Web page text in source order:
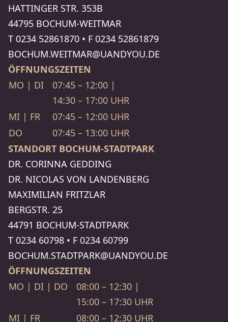
HATTINGER STR. 353B
44795 BOCHUM-WEITMAR
T 0234 52861870 • F 0234 52861879
BOCHUM.WEITMAR​@UANDYOU.DE
ÖFFNUNGSZEITEN
MO | DI
07:45 – 12:00 |
14:30 – 17:00 UHR
MI | FR
07:45 – 12:00 UHR
DO
07:45 – 13:00 UHR
STANDORT BOCHUM-STADTPARK
DR. CORINNA GEDDING
DR. NICOLAS VON LANDEN­BERG
MAXI­MI­LIAN FRITZLAR
BERGSTR. 25
44791 BOCHUM-STADTPARK
T 0234 60798 • F 0234 60799
BOCHUM.STADTPARK​@UANDYOU.DE
ÖFFNUNGSZEITEN
MO | DI | DO
08:00 – 12:30 |
15:00 – 17:30 UHR
MI | FR
08:00 – 12:30 UHR